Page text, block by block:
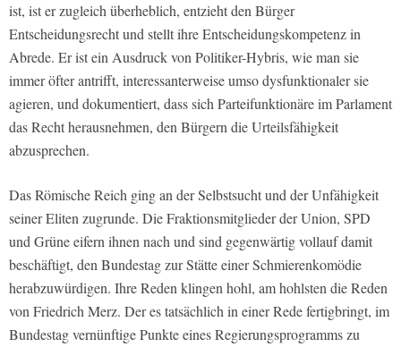
ist, ist er zugleich überheblich, entzieht den Bürger
Entscheidungsrecht und stellt ihre Entscheidungskompetenz in
Abrede. Er ist ein Ausdruck von Politiker-Hybris, wie man sie
immer öfter antrifft, interessanterweise umso dysfunktionaler sie
agieren, und dokumentiert, dass sich Parteifunktionäre im Parlament
das Recht herausnehmen, den Bürgern die Urteilsfähigkeit
abzusprechen.
Das Römische Reich ging an der Selbstsucht und der Unfähigkeit
seiner Eliten zugrunde. Die Fraktionsmitglieder der Union, SPD
und Grüne eifern ihnen nach und sind gegenwärtig vollauf damit
beschäftigt, den Bundestag zur Stätte einer Schmierenkomödie
herabzuwürdigen. Ihre Reden klingen hohl, am hohlsten die Reden
von Friedrich Merz. Der es tatsächlich in einer Rede fertigbringt, im
Bundestag vernünftige Punkte eines Regierungsprogramms zu